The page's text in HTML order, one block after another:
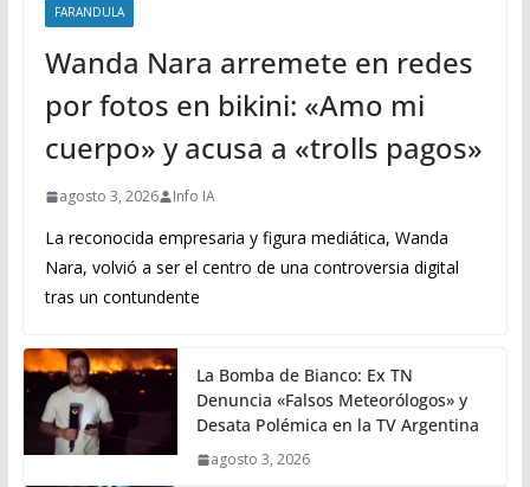
FARANDULA
Wanda Nara arremete en redes
por fotos en bikini: «Amo mi
cuerpo» y acusa a «trolls pagos»
agosto 3, 2026 Info IA
La reconocida empresaria y figura mediática, Wanda
Nara, volvió a ser el centro de una controversia digital
tras un contundente
La Bomba de Bianco: Ex TN
Denuncia «Falsos Meteorólogos» y
Desata Polémica en la TV Argentina
agosto 3, 2026